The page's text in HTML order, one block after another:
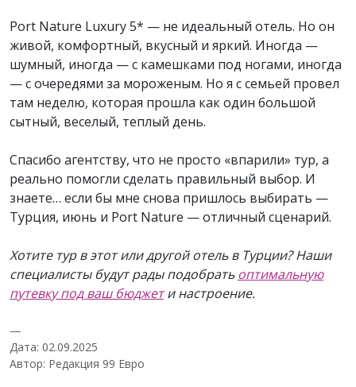
Port Nature Luxury 5* — не идеальный отель. Но он
живой, комфортный, вкусный и яркий. Иногда —
шумный, иногда — с камешками под ногами, иногда
— с очередями за мороженым. Но я с семьей провел
там неделю, которая прошла как один большой
сытный, веселый, теплый день.
Спасибо агентству, что не просто «впарили» тур, а
реально помогли сделать правильный выбор. И
знаете… если бы мне снова пришлось выбирать —
Турция, июнь и Port Nature — отличный сценарий.
Хотите тур в этот или другой отель в Турции? Наши
специалисты будут рады подобратьоптимальную
путевку под ваш бюджет и настроение.
—
Дата: 02.09.2025
Автор: Редакция 99 Евро